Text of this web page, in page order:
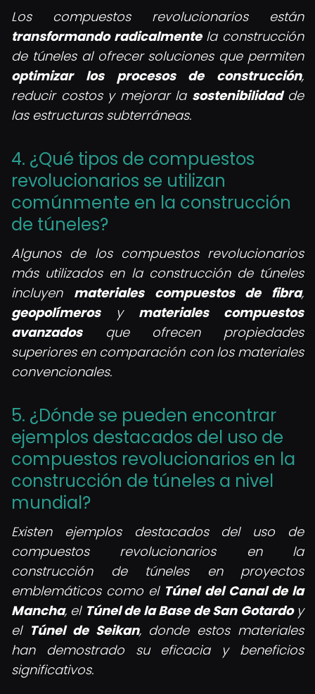
Los compuestos revolucionarios están
transformando radicalmentela construcción
de túneles al ofrecer soluciones que permiten
optimizar los procesos de construcción,
reducir costos y mejorar la sostenibilidadde
las estructuras subterráneas.
4. ¿Qué tipos de compuestos
revolucionarios se utilizan
comúnmente en la construcción
de túneles?
Algunos de los compuestos revolucionarios
más utilizados en la construcción de túneles
incluyen materiales compuestos de fibra,
geopolímerosy materiales compuestos
avanzadosque ofrecen propiedades
superiores en comparación con los materiales
convencionales.
5. ¿Dónde se pueden encontrar
ejemplos destacados del uso de
compuestos revolucionarios en la
construcción de túneles a nivel
mundial?
Existen ejemplos destacados del uso de
compuestos revolucionarios en la
construcción de túneles en proyectos
emblemáticos como el Túnel del Canal de la
Mancha, el Túnel de la Base de San Gotardoy
el Túnel de Seikan, donde estos materiales
han demostrado su eficacia y beneficios
significativos.